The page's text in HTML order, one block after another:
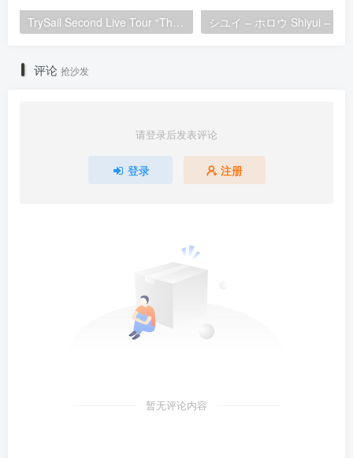
TrySail Second Live Tour “The Travels Of Trysail” 2018 1080p Hi10P flac《BDrip MKV 20.7G》
评论 抢沙发
请登录后发表评论
登录 注册
暂无评论内容